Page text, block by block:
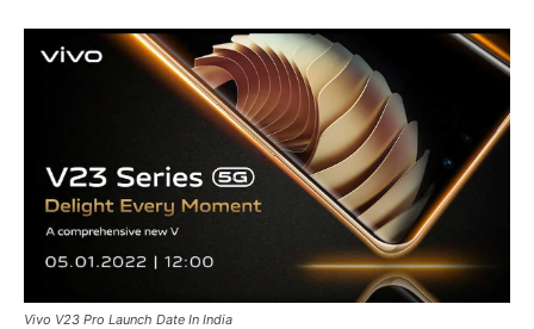
Vivo V23 Pro Launch Date In India